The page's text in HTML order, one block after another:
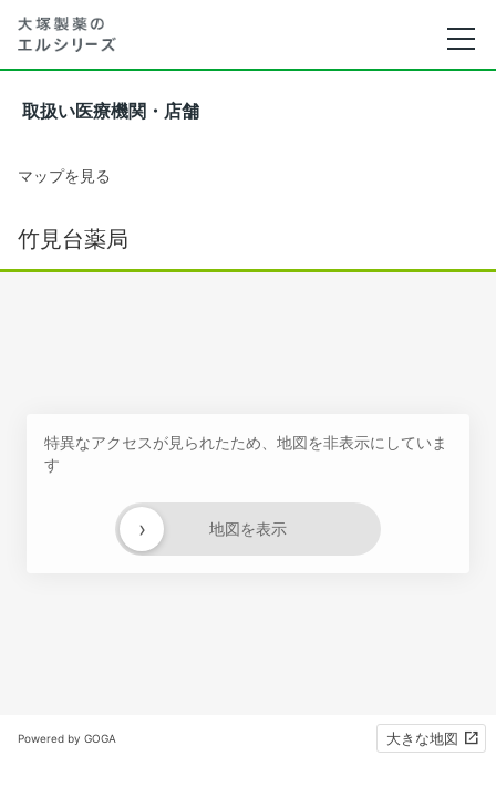
取扱い医療機関・店舗
マップを見る
竹見台薬局
特異なアクセスが見られたため、地図を非表示にしていま
す
地図を表示
›
Powered by GOGA 大きな地図